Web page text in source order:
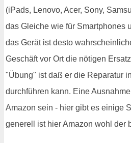
(iPads, Lenovo, Acer, Sony,
das Gleiche wie für Smartphones
das Gerät ist desto
Geschäft vor Ort die nötigen
"Übung" ist daß er die Reparatur
durchführen kann. Eine
Amazon sein - hier gibt es einige
generell ist hier Amazon wohl der